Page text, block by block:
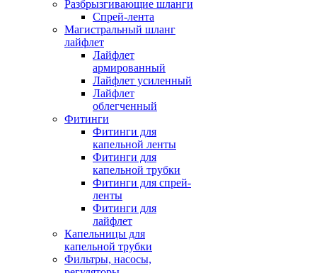
Разбрызгивающие шланги
Спрей-лента
Магистральный шланг
лайфлет
Лайфлет
армированный
Лайфлет усиленный
Лайфлет
облегченный
Фитинги
Фитинги для
капельной ленты
Фитинги для
капельной трубки
Фитинги для спрей-
ленты
Фитинги для
лайфлет
Капельницы для
капельной трубки
Фильтры, насосы,